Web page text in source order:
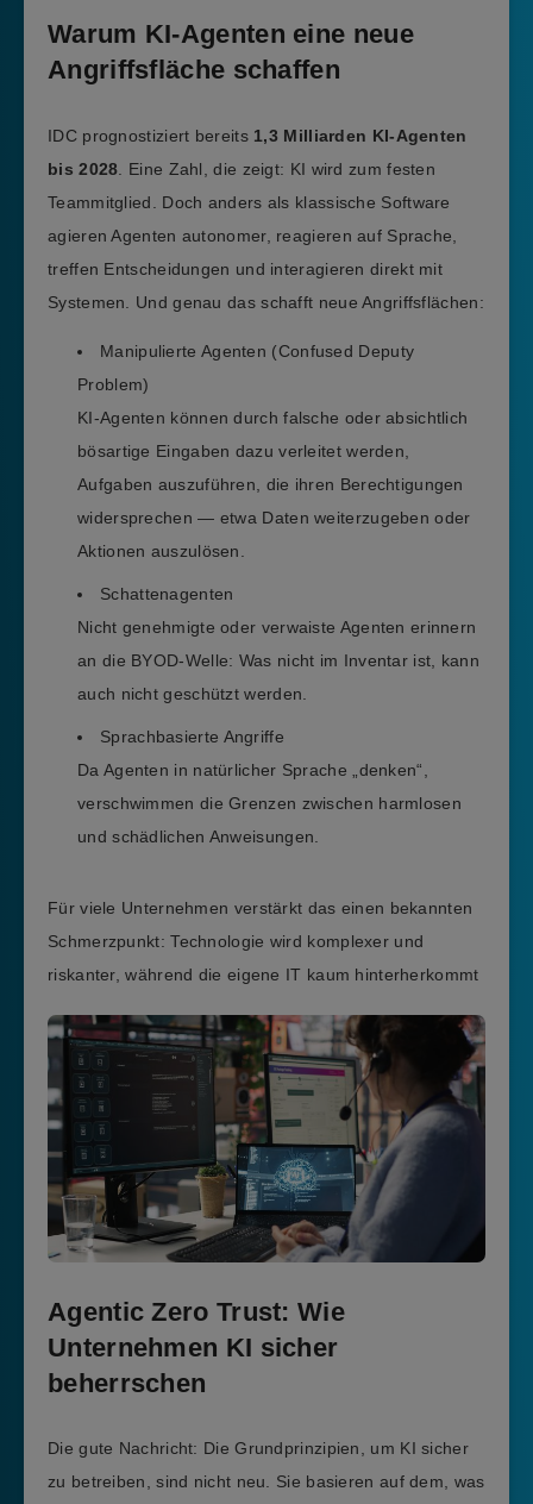
Warum KI-Agenten eine neue
Angriffsfläche schaffen
IDC prognostiziert bereits 1,3 Milliarden KI-Agenten
bis 2028 . Eine Zahl, die zeigt: KI wird zum festen
Teammitglied. Doch anders als klassische Software
agieren Agenten autonomer, reagieren auf Sprache,
treffen Entscheidungen und interagieren direkt mit
Systemen. Und genau das schafft neue Angriffsflächen:
Manipulierte Agenten (Confused Deputy
Problem)
KI-Agenten können durch falsche oder absichtlich
bösartige Eingaben dazu verleitet werden,
Aufgaben auszuführen, die ihren Berechtigungen
widersprechen — etwa Daten weiterzugeben oder
Aktionen auszulösen.
Schattenagenten
Nicht genehmigte oder verwaiste Agenten erinnern
an die BYOD-Welle: Was nicht im Inventar ist, kann
auch nicht geschützt werden.
Sprachbasierte Angriffe
Da Agenten in natürlicher Sprache „denken“,
verschwimmen die Grenzen zwischen harmlosen
und schädlichen Anweisungen.
Für viele Unternehmen verstärkt das einen bekannten
Schmerzpunkt: Technologie wird komplexer und
riskanter, während die eigene IT kaum hinterherkommt
Agentic Zero Trust: Wie
Unternehmen KI sicher
beherrschen
Die gute Nachricht: Die Grundprinzipien, um KI sicher
zu betreiben, sind nicht neu. Sie basieren auf dem, was